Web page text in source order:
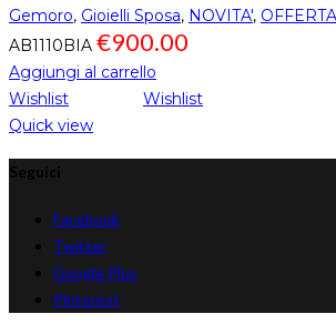
Gemoro, Gioielli Sposa, NOVITA', OFFERTA
AB1110BIA €900.00
Aggiungi al carrello
Wishlist
Wishlist
Quick view
Facebook
Twitter
Google Plus
Pinterest